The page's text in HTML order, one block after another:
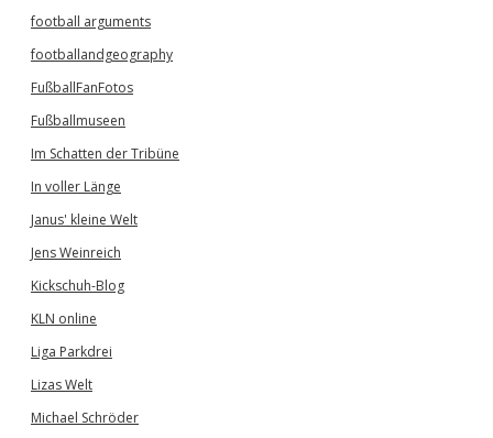
football arguments
footballandgeography
FußballFanFotos
Fußballmuseen
Im Schatten der Tribüne
In voller Länge
Janus' kleine Welt
Jens Weinreich
Kickschuh-Blog
KLN online
Liga Parkdrei
Lizas Welt
Michael Schröder